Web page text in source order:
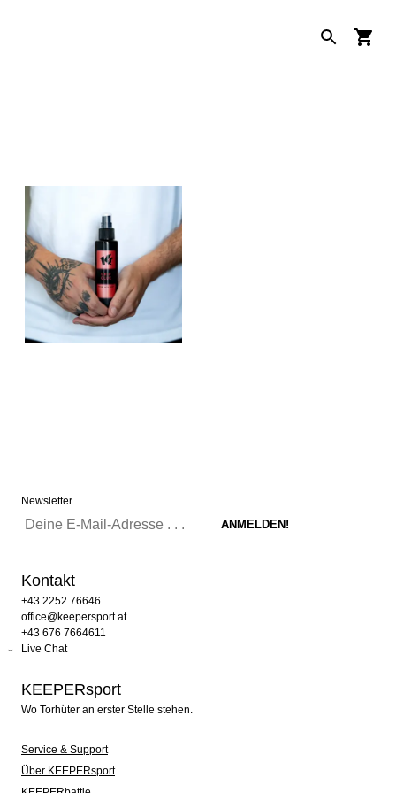
Newsletter
Kontakt
+43 2252 76646
office@keepersport.at
+43 676 7664611
Live Chat
KEEPERsport
Wo Torhüter an erster Stelle stehen.
Service & Support
Über KEEPERsport